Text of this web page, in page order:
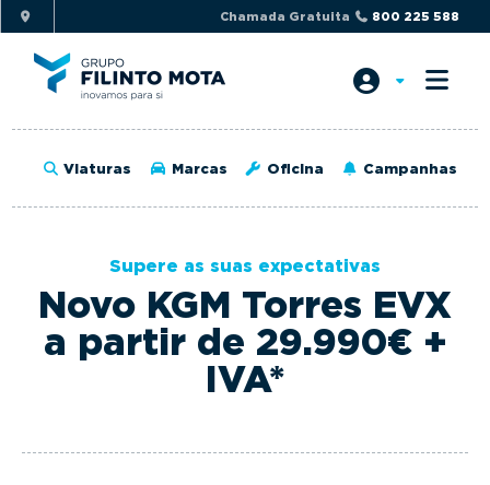
i
p
t
o
r
a
y
i
p
t
o
a
c
n
Chamada Gratuita 800 225 588
Viaturas Marcas Oficina Campanhas
Novo KGM Torres EVX
a partir de 29.990€ +
IVA*
Supere as suas expectativas